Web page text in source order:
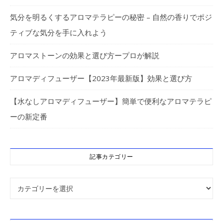
気分を明るくするアロマテラピーの秘密 – 自然の香りでポジ
ティブな気分を手に入れよう
アロマストーンの効果と選び方ープロが解説
アロマディフューザー【2023年最新版】効果と選び方
【水なしアロマディフューザー】簡単で便利なアロマテラピ
ーの新定番
記事カテゴリー
記事カテゴリー